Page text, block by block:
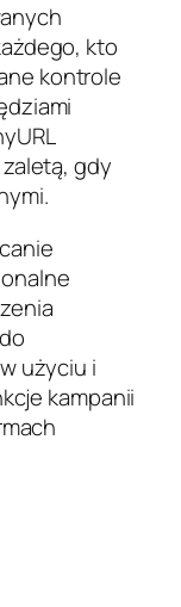
kto
kontrole
gdy
użyciu i
kampanii